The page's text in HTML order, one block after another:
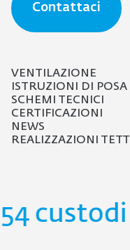
Contattaci
VENTILAZIONE
ISTRUZIONI DI POSA
SCHEMI TECNICI
CERTIFICAZIONI
NEWS
REALIZZAZIONI TETTI